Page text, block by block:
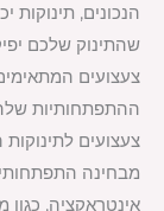
הנכונים, תינוקות
שהתינוק שלכם
צעצועים
ההתפתחותיות
צעצועים
מבחינה
אינטראקציה, כגון